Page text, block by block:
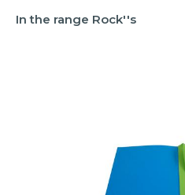
In the range Rock''s